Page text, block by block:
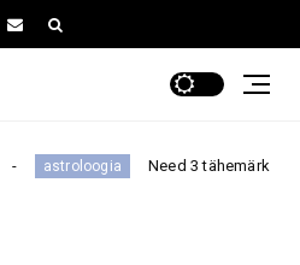
astroloogia Need 3 tähemärki